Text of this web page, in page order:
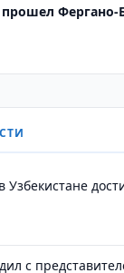
Фергано-
Узбекистане
с